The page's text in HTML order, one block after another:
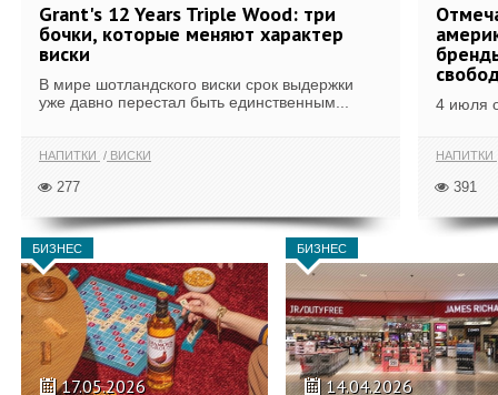
Grant's 12 Years Triple Wood: три
бочки, которые меняют характер
виски
В мире шотландского виски срок выдержки
уже давно перестал быть единственным...
НАПИТКИ ВИСКИ
277
4 июля
НАПИТКИ
391
БИЗНЕС
17.05.2026
БИЗНЕС
14.04.2026